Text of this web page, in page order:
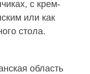
с крем-
или как
стола.
область